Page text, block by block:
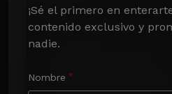
¡Sé el primero en
contenido exclusivo y
nadie.
Nombre